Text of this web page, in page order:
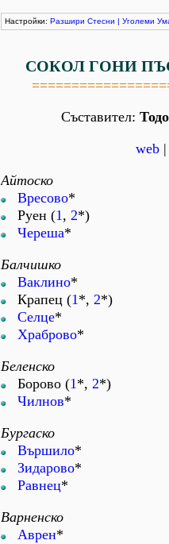
Настройки: Разшири Стесни | Уголеми
СОКОЛ ГОНИ
Съставител:
web
Айтоско
Вресово*
Руен (1, 2*)
Череша*
Балчишко
Ваклино*
Крапец (1*, 2*)
Селце*
Храброво*
Беленско
Борово (1*, 2*)
Чилнов*
Бургаско
Вършило*
Зидарово*
Равнец*
Варненско
Аврен*